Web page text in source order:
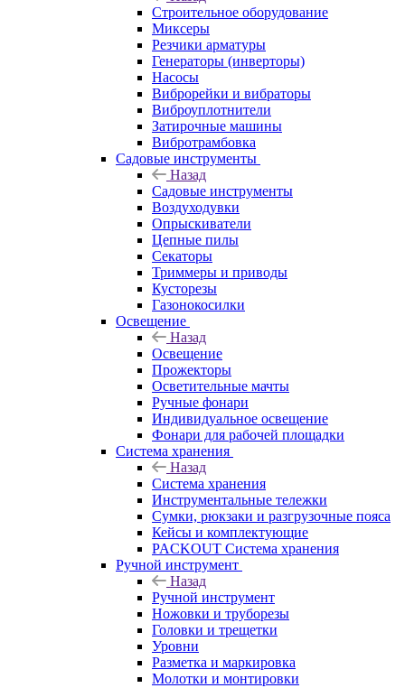
Строительное оборудование
Миксеры
Резчики арматуры
Генераторы (инверторы)
Насосы
Виброрейки и вибраторы
Виброуплотнители
Затирочные машины
Вибротрамбовка
Садовые инструменты
Назад
Садовые инструменты
Воздуходувки
Опрыскиватели
Цепные пилы
Секаторы
Триммеры и приводы
Кусторезы
Газонокосилки
Освещение
Назад
Освещение
Прожекторы
Осветительные мачты
Ручные фонари
Индивидуальное освещение
Фонари для рабочей площадки
Система хранения
Назад
Система хранения
Инструментальные тележки
Сумки, рюкзаки и разгрузочные пояса
Кейсы и комплектующие
PACKOUT Система хранения
Ручной инструмент
Назад
Ручной инструмент
Ножовки и труборезы
Головки и трещетки
Уровни
Разметка и маркировка
Молотки и монтировки